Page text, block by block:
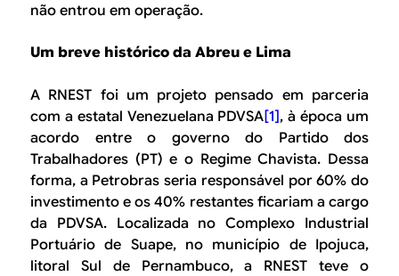
não entrou em operação.
Um breve histórico da Abreu e Lima
A RNEST foi um projeto pensado em parceria
com a estatal Venezuelana PDVSA[1], à época um
acordo entre o governo do Partido dos
Trabalhadores (PT) e o Regime Chavista. Dessa
forma, a Petrobras seria responsável por 60% do
investimento e os 40% restantes ficariam a cargo
da PDVSA. Localizada no Complexo Industrial
Portuário de Suape, no município de Ipojuca,
litoral Sul de Pernambuco, a RNEST teve o